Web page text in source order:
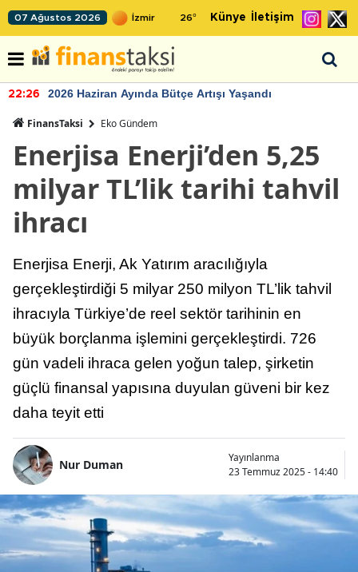
07 Ağustos 2026 26° Künye İletişim
22:26 2026 Haziran Ayında Bütçe Artışı Yaşandı
FinansTaksi Eko Gündem
Enerjisa Enerji’den 5,25
milyar TL’lik tarihi tahvil
ihracı
Enerjisa Enerji, Ak Yatırım aracılığıyla
gerçekleştirdiği 5 milyar 250 milyon TL’lik tahvil
ihracıyla Türkiye’de reel sektör tarihinin en
büyük borçlanma işlemini gerçekleştirdi. 726
gün vadeli ihraca gelen yoğun talep, şirketin
güçlü finansal yapısına duyulan güveni bir kez
daha teyit etti
Nur Duman
Yayınlanma
23 Temmuz 2025 - 14:40